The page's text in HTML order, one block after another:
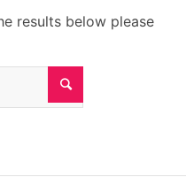
results below please